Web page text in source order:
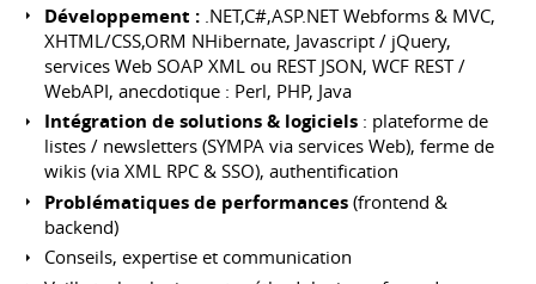
Développement : .NET,C#,ASP.NET Webforms & MVC,
XHTML/CSS,ORM NHibernate, Javascript / jQuery,
services Web SOAP XML ou REST JSON, WCF REST /
WebAPI, anecdotique : Perl, PHP, Java
Intégration de solutions & logiciels : plateforme de
listes / newsletters (SYMPA via services Web), ferme de
wikis (via XML RPC & SSO), authentification
Problématiques de performances (frontend &
backend)
Conseils, expertise et communication